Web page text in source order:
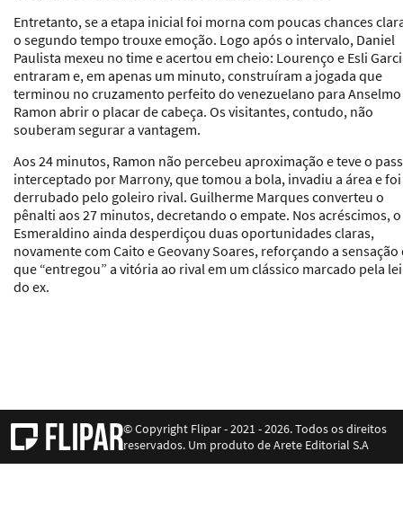
Entretanto, se a etapa inicial foi morna com poucas chances
o segundo tempo trouxe emoção. Logo após o intervalo, Daniel
Paulista mexeu no time e acertou em cheio: Lourenço e Esli
entraram e, em apenas um minuto, construíram a jogada que
terminou no cruzamento perfeito do venezuelano para Anselmo
Ramon abrir o placar de cabeça. Os visitantes, contudo, não
souberam segurar a vantagem.
Aos 24 minutos, Ramon não percebeu aproximação e teve o
interceptado por Marrony, que tomou a bola, invadiu a área e foi
derrubado pelo goleiro rival. Guilherme Marques converteu o
pênalti aos 27 minutos, decretando o empate. Nos acréscimos, o
Esmeraldino ainda desperdiçou duas oportunidades claras,
novamente com Caito e Geovany Soares, reforçando a sensação
que “entregou” a vitória ao rival em um clássico marcado pela lei
do ex.
© Copyright Flipar - 2021 - 2026. Todos os direitos
reservados. Um produto de Arete Editorial S.A